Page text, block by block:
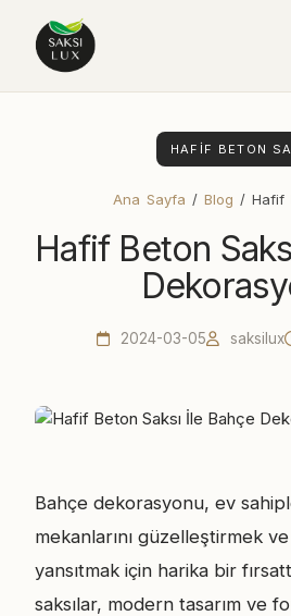
HAFIF BETON
Ana Sayfa / Blog / Hafif
Hafif Beton
2024-03-05 saksilux
Bahçe dekorasyonu, ev
mekanlarını güzelleştirmek
yansıtmak için harika bir
saksılar, modern tasarım ve